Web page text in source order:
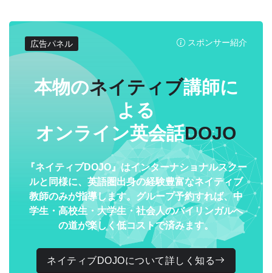
広告パネル スポンサー紹介
本物のネイティブ講師に
よる
オンライン英会話DOJO
『ネイティブDOJO』はインターナショナルスクー
ルと同様に、英語圏出身の経験豊富なネイティブ
教師のみが指導します。グループ予約すれば、中
学生・高校生・大学生・社会人のバイリンガルへ
の道が楽しく低コストで済みます。
ネイティブDOJOについて詳しく知る